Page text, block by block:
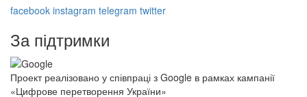
facebook instagram telegram twitter
За підтримки
Проект реалізовано у співпраці з Google в рамках кампанії
«Цифрове перетворення України»